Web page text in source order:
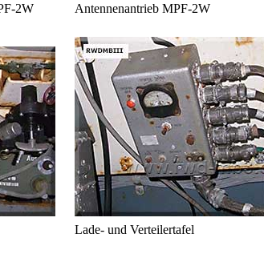
2W Antennenantrieb MPF-2W
Lade- und Verteilertafel